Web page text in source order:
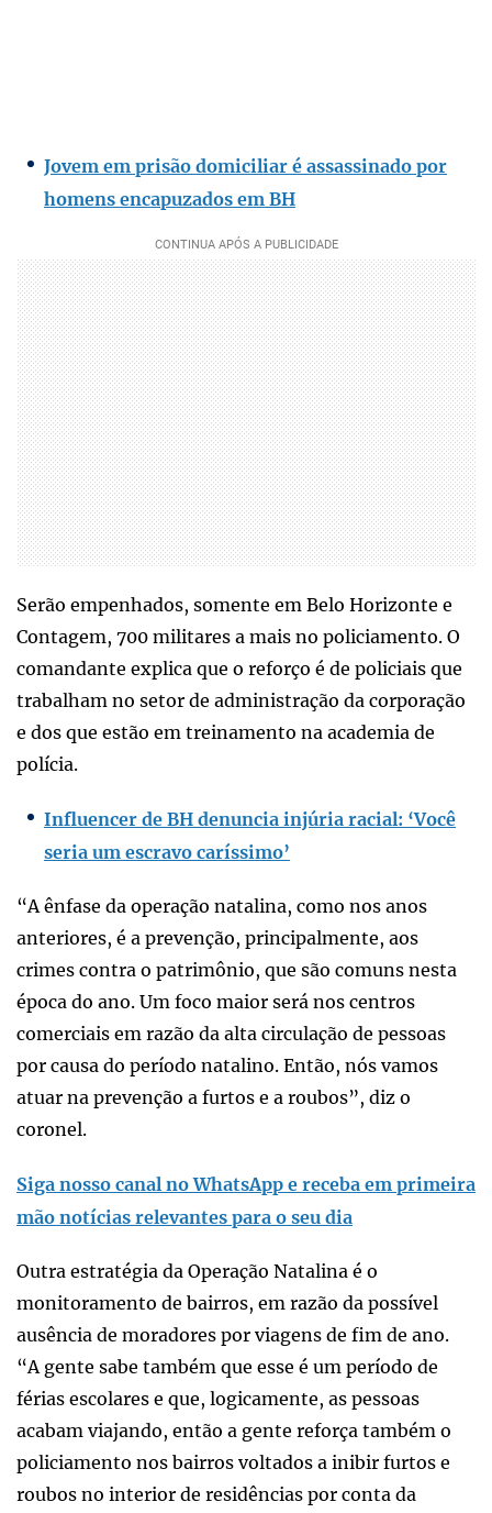
Jovem em prisão domiciliar é assassinado por
homens encapuzados em BH
Serão empenhados, somente em Belo Horizonte e
Contagem, 700 militares a mais no policiamento. O
comandante explica que o reforço é de policiais que
trabalham no setor de administração da corporação
e dos que estão em treinamento na academia de
polícia.
Influencer de BH denuncia injúria racial: ‘Você
seria um escravo caríssimo’
“A ênfase da operação natalina, como nos anos
anteriores, é a prevenção, principalmente, aos
crimes contra o patrimônio, que são comuns nesta
época do ano. Um foco maior será nos centros
comerciais em razão da alta circulação de pessoas
por causa do período natalino. Então, nós vamos
atuar na prevenção a furtos e a roubos”, diz o
coronel.
Siga nosso canal no WhatsApp e receba em primeira
mão notícias relevantes para o seu dia
Outra estratégia da Operação Natalina é o
monitoramento de bairros, em razão da possível
ausência de moradores por viagens de fim de ano.
“A gente sabe também que esse é um período de
férias escolares e que, logicamente, as pessoas
acabam viajando, então a gente reforça também o
policiamento nos bairros voltados a inibir furtos e
roubos no interior de residências por conta da